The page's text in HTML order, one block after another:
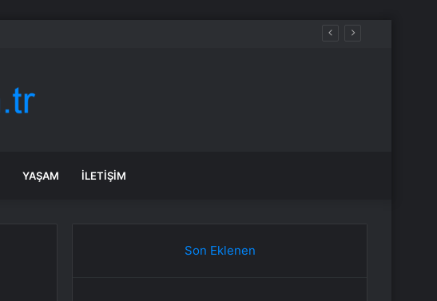
YAŞAM İLETIŞIM
Son Eklenen